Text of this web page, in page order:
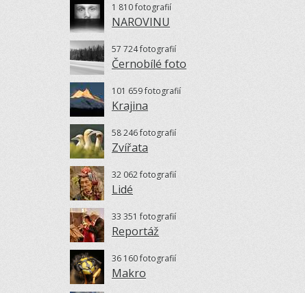
1 810 fotografií
NAROVINU
57 724 fotografií
Černobílé foto
101 659 fotografií
Krajina
58 246 fotografií
Zvířata
32 062 fotografií
Lidé
33 351 fotografií
Reportáž
36 160 fotografií
Makro